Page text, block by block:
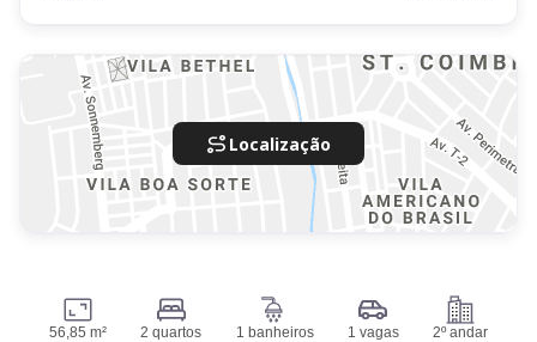
Localização
56,85 m² 2 quartos 1 banheiros 1 vagas 2º andar